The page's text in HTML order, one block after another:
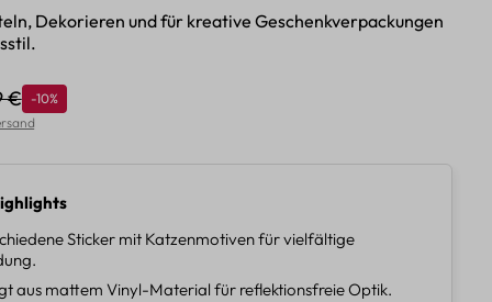
Dekorieren und für kreative Geschenkverpackungen
Preis:
€ Rabatt
-10%
Sticker mit Katzenmotiven für vielfältige
aus mattem Vinyl-Material für reflektionsfreie Optik.